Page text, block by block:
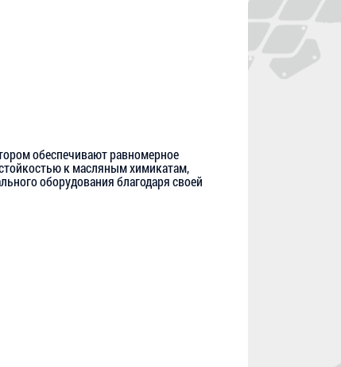
обеспечивают равномерное
к масляным химикатам,
оборудования благодаря своей